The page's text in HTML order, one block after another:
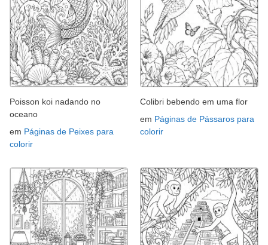
Poisson koi nadando no
oceano
em Páginas de Peixes para
colorir
Colibri bebendo em uma flor
em Páginas de Pássaros para
colorir